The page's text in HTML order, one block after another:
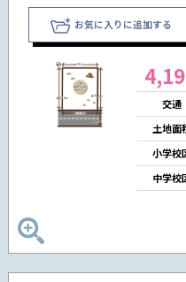
お気に入りに追加する
交通
土地面
小学校
中学校